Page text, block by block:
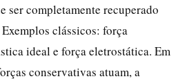
ser completamente recuperado
clássicos: força
ideal e força eletrostática. Em
conservativas atuam, a